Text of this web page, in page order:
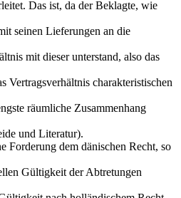
Das ist, da der Beklagte, wie
seinen Lieferungen an die
mit dieser unterstand, also das
Vertragsverhältnis charakteristischen
räumliche Zusammenhang
und Literatur).
Forderung dem dänischen Recht, so
Gültigkeit der Abtretungen